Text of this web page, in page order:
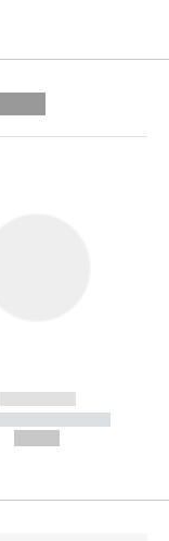
-----------